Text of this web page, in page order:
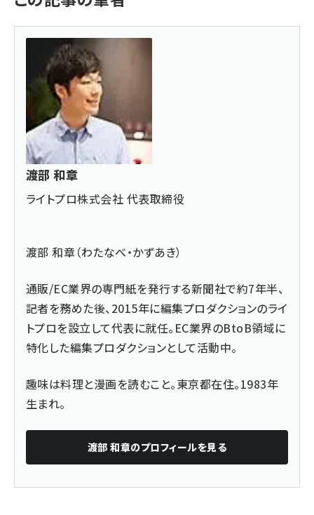
渡部 和章
ライトプロ株式会社 代表取締役
渡部 和章（わたなべ・かずあき）
通販/EC業界の専門紙を発行する新聞社で約7年半、
記者を務めた後、2015年に編集プロダクションのライ
トプロを設立して代表に就任。EC業界のBtoB領域に
特化した編集プロダクションとして活動中。
趣味は料理と漫画を読むこと。東京都在住。1983年
生まれ。
渡部 和章のプロフィールを見る